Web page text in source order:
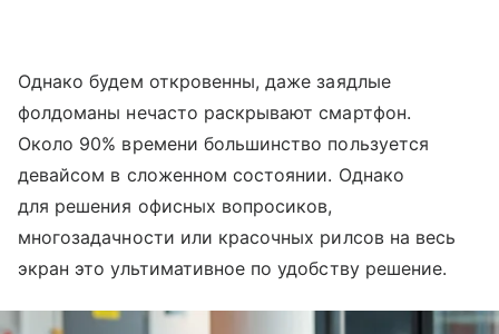
Однако будем откровенны, даже заядлые
фолдоманы нечасто раскрывают смартфон.
Около 90% времени большинство пользуется
девайсом в сложенном состоянии. Однако
для решения офисных вопросиков,
многозадачности или красочных рилсов на весь
экран это ультимативное по удобству решение.